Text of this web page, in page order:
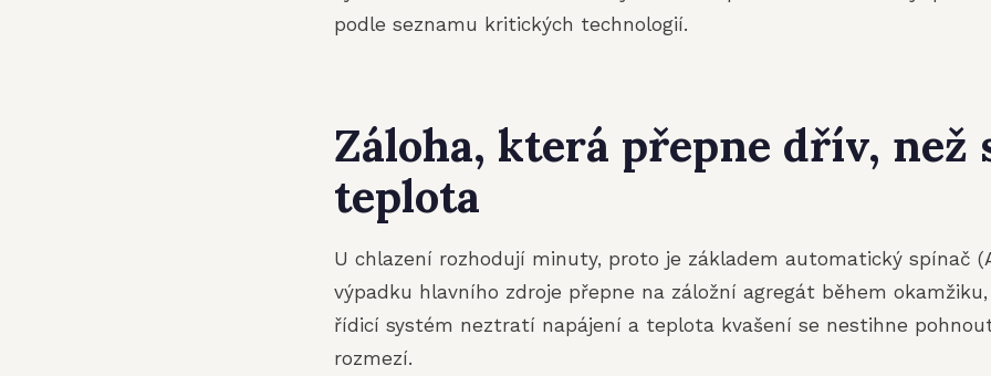
podle seznamu kritických technologií.
Záloha, která přepne dřív, než
teplota
U chlazení rozhodují minuty, proto je základem automatický spínač
výpadku hlavního zdroje přepne na záložní agregát během
řídicí systém neztratí napájení a teplota kvašení se nestihne
rozmezí.